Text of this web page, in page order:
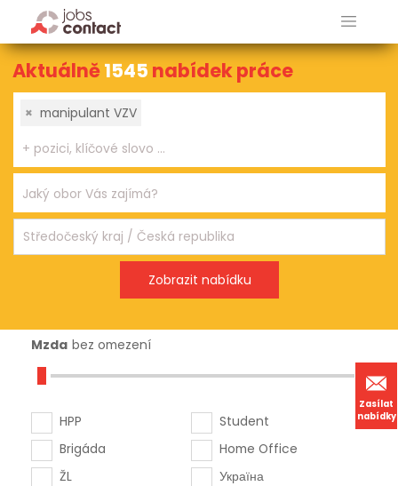
Zasílat
nabídky
Aktuálně1545 nabídek práce
× manipulant VZV
Mzda bez omezení
HPP
Brigáda
ŽL
Student
Home Office
Україна